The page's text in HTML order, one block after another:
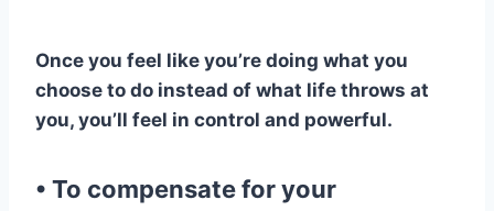
Once you feel like you’re doing what you
choose to do instead of what life throws at
you, you’ll feel in control and powerful.
• To compensate for your